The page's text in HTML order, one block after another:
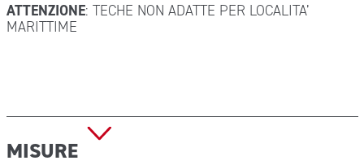
ATTENZIONE: TECHE NON ADATTE PER LOCALITA’
MARITTIME
MISURE